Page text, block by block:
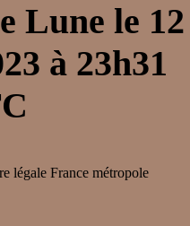
Lune le 12
à 23h31
légale France métropole